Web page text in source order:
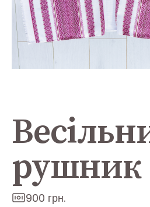
рушник
900 грн.